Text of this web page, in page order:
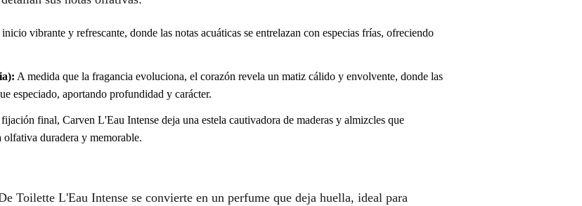
vibrante y refrescante, donde las notas acuáticas se entrelazan con especias frías, ofreciendo
A medida que la fragancia evoluciona, el corazón revela un matiz cálido y envolvente, donde las
especiado, aportando profundidad y carácter.
final, Carven L'Eau Intense deja una estela cautivadora de maderas y almizcles que
duradera y memorable.
Toilette L'Eau Intense se convierte en un perfume que deja huella, ideal para